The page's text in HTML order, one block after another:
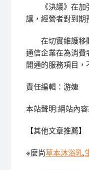
《決議》在加強
讓，經營者對到期
在切實維護移動
通信企業在為消費
開通的服務項目，
責任編輯：游婕
本站聲明:網站內
【其他文章推薦】
※麼尚草本沐浴乳,